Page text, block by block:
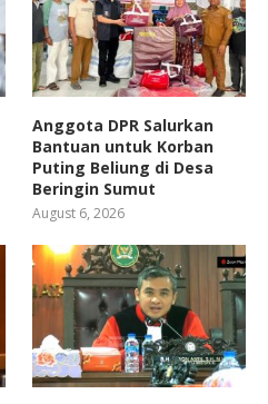
Anggota DPR Salurkan
Bantuan untuk Korban
Puting Beliung di Desa
Beringin Sumut
August 6, 2026